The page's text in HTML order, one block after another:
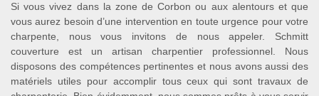
Si vous vivez dans la zone de Corbon ou aux alentours et que
vous aurez besoin d’une intervention en toute urgence pour votre
charpente, nous vous invitons de nous appeler. Schmitt
couverture est un artisan charpentier professionnel. Nous
disposons des compétences pertinentes et nous avons aussi des
matériels utiles pour accomplir tous ceux qui sont travaux de